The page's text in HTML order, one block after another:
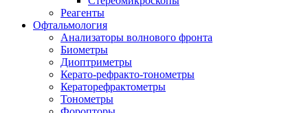
Реагенты
Офтальмология
Анализаторы волнового фронта
Биометры
Диоптриметры
Керато-рефракто-тонометры
Кераторефрактометры
Тонометры